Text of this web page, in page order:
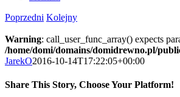
Poprzedni Kolejny
Warning: call_user_func_array() expects
/home/domi/domains/domidrewno.pl/
JarekO2016-10-14T17:22:05+00:00
Share This Story, Choose Your Platform!